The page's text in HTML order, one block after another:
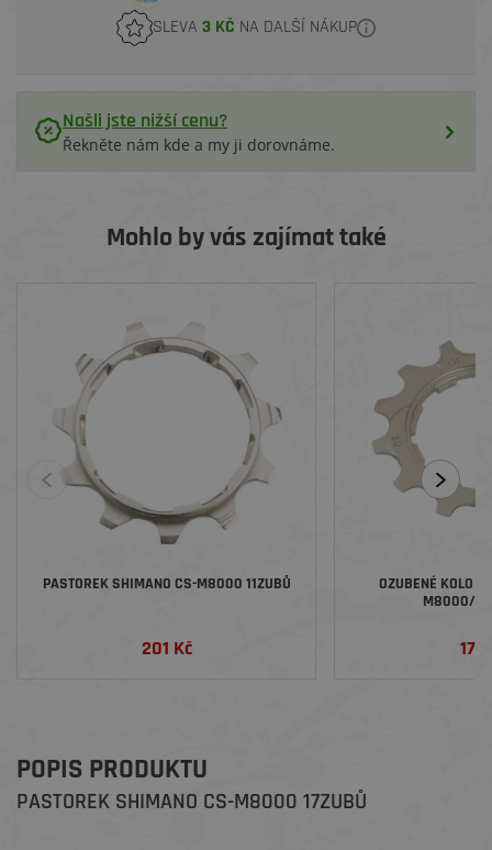
SLEVA 3 KČ NA DALŠÍ NÁKUP
Našli jste nižší cenu?
Řekněte nám kde a my ji dorovnáme.
Mohlo by vás zajímat také
PASTOREK SHIMANO CS-M8000 11ZUBŮ
201 Kč
OZUBENÉ KOLO
M8000/
176
POPIS PRODUKTU
PASTOREK SHIMANO CS-M8000 17ZUBŮ